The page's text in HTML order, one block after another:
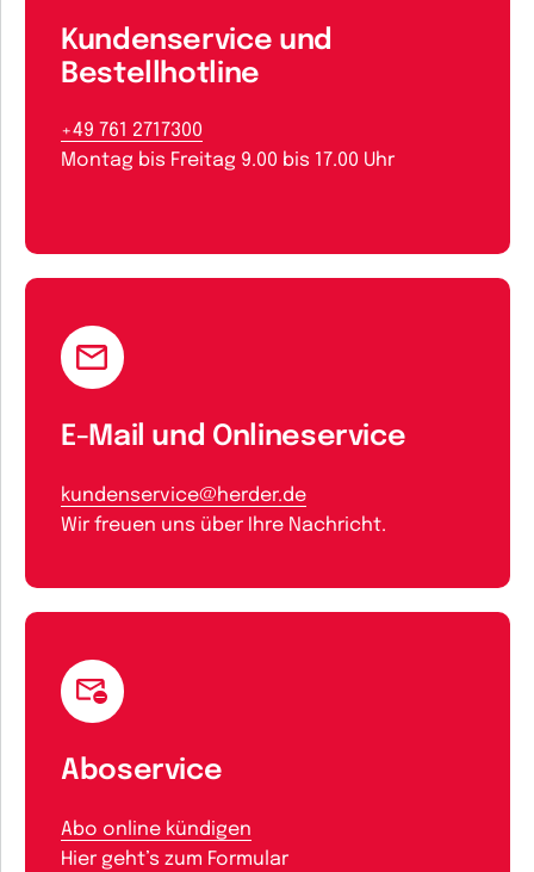
Kundenservice und
Bestellhotline
+49 761 2717300
Montag bis Freitag 9.00 bis 17.00 Uhr
E-Mail und Onlineservice
kundenservice@herder.de
Wir freuen uns über Ihre Nachricht.
Aboservice
Abo online kündigen
Hier geht’s zum Formular